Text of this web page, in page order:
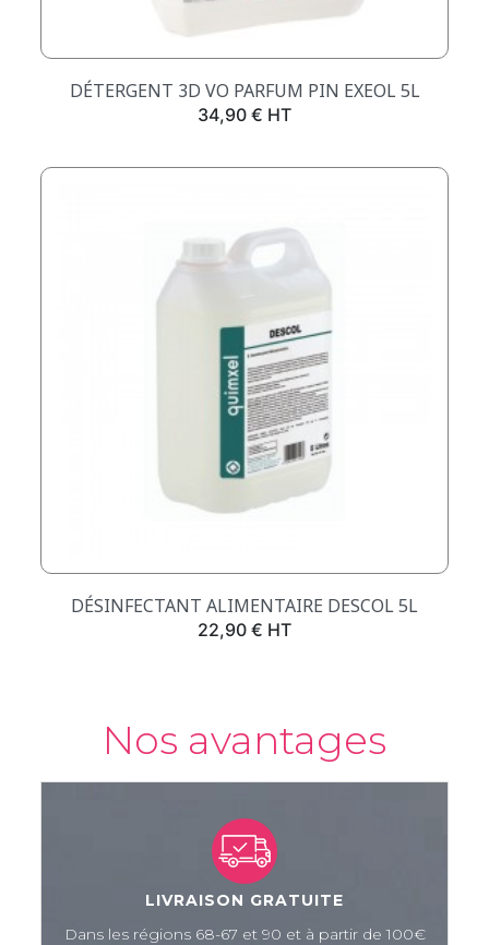
DÉTERGENT 3D VO PARFUM PIN EXEOL 5L
Prix
34,90 € HT
DÉSINFECTANT ALIMENTAIRE DESCOL 5L
Prix
22,90 € HT
Nos avantages
LIVRAISON GRATUITE
Dans les régions 68-67 et 90 et à partir de 100€